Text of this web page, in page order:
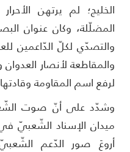
لم يرتهن الأحرار
وكان عنوان
لكلّ الدّاعمين
لأنصار العدوان
اسم المقاومة وقادتها
على أنّ صوت الشّعب
الإسناد الشّعبيّ في
صور الدّعم الشّعبيّ